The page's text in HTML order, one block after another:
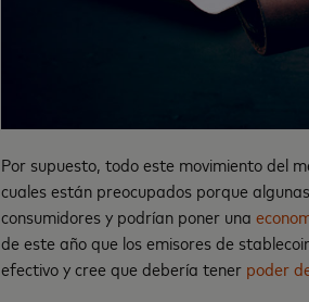
Por supuesto, todo este movimiento del
cuales están preocupados porque
consumidores y podrían poner una
de este año que los emisores de
efectivo y cree que debería tener poder